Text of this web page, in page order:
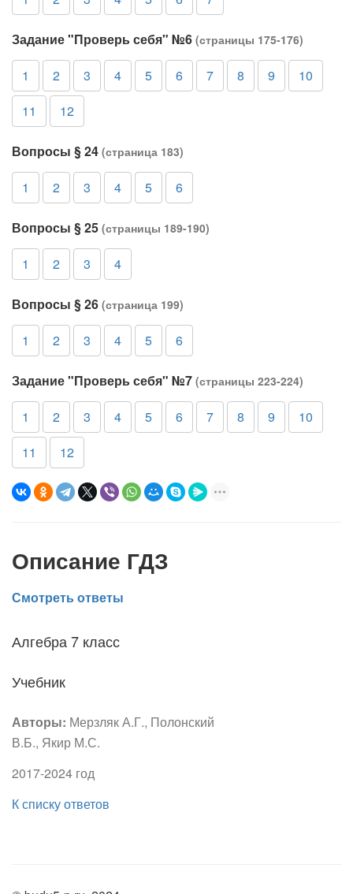
Задание "Проверь себя" №6 (страницы 175-176)
1 2 3 4 5 6 7 8 9
10
11
12
Вопросы § 24 (страница 183)
1 2 3 4 5 6
Вопросы § 25 (страницы 189-190)
1 2 3 4
Вопросы § 26 (страница 199)
1 2 3 4 5 6
Задание "Проверь себя" №7 (страницы 223-224)
1 2 3 4 5 6 7 8 9
10
11
12
Описание ГДЗ
Смотреть ответы
Алгебра 7 класс
Учебник
Авторы: Мерзляк А.Г., Полонский
В.Б., Якир М.С.
2017-2024 год
К списку ответов